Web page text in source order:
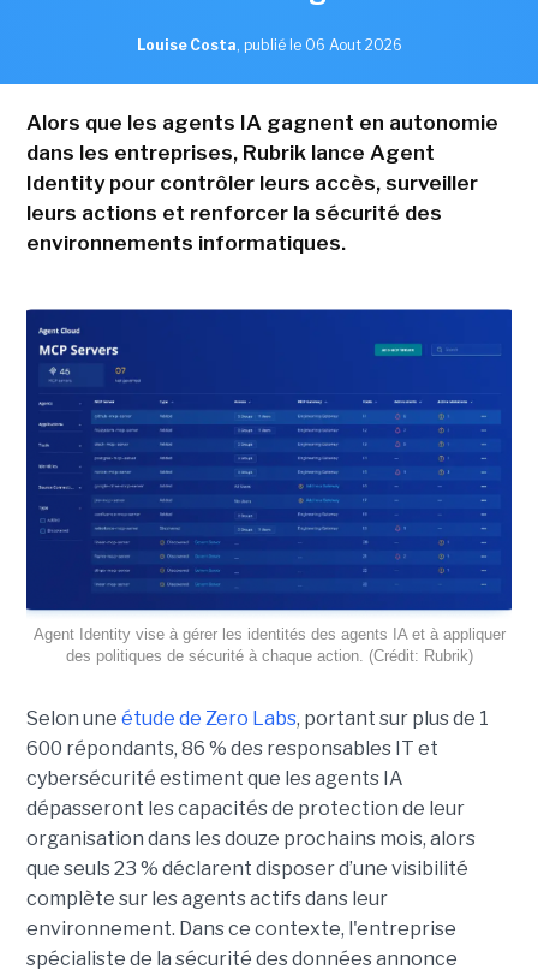
Louise Costa, publié le 06 Aout 2026
Alors que les agents IA gagnent en autonomie
dans les entreprises, Rubrik lance Agent
Identity pour contrôler leurs accès, surveiller
leurs actions et renforcer la sécurité des
environnements informatiques.
Agent Identity vise à gérer les identités des agents IA et à appliquer
des politiques de sécurité à chaque action. (Crédit: Rubrik)
Selon une étude de Zero Labs, portant sur plus de 1
600 répondants, 86 % des responsables IT et
cybersécurité estiment que les agents IA
dépasseront les capacités de protection de leur
organisation dans les douze prochains mois, alors
que seuls 23 % déclarent disposer d’une visibilité
complète sur les agents actifs dans leur
environnement. Dans ce contexte, l'entreprise
spécialiste de la sécurité des données annonce